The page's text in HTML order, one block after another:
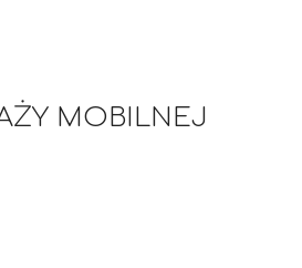
MOBILNEJ